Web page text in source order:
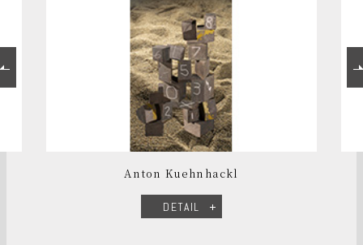
Anton Kuehnhackl
DETAIL